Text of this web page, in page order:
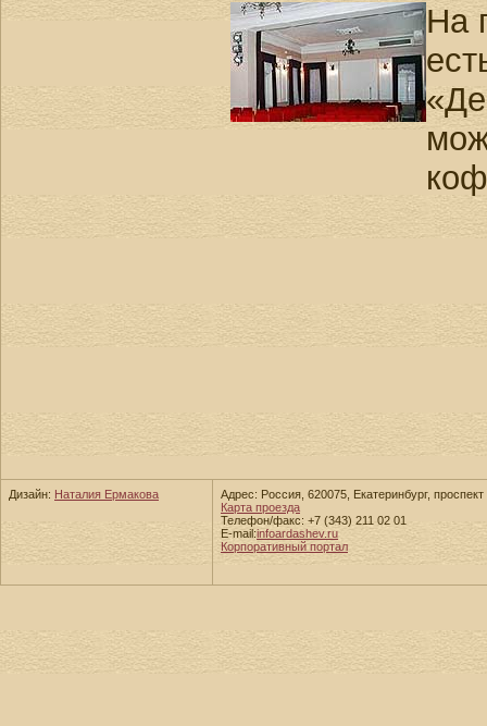
На
Дизайн: Наталия Ермакова
Адрес: Россия, 620075, Екатеринбург,
Карта проезда
Телефон/факс: +7 (343) 211 02 01
E-mail:infoardashev.ru
Корпоративный портал